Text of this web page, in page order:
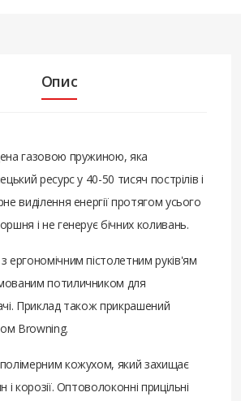
Опис
газовою пружиною, яка
ресурс у 40-50 тисяч пострілів і
виділення енергії протягом усього
і не генерує бічних коливань.
ергономічним пістолетним руків'ям
потиличником для
Приклад також прикрашений
Browning.
кожухом, який захищає
і корозії. Оптоволоконні прицільні